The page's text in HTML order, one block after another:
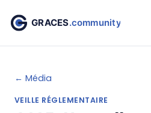
← Média
VEILLE RÉGLEMENTAIRE